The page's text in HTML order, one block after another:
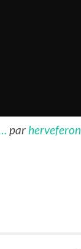
par herveferon